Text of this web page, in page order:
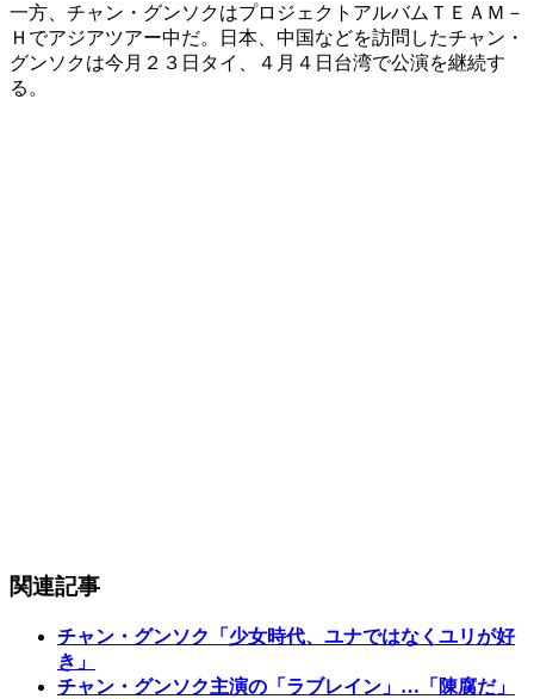
一方、チャン・グンソクはプロジェクトアルバムＴＥＡＭ－
Ｈでアジアツアー中だ。日本、中国などを訪問したチャン・
グンソクは今月２３日タイ、４月４日台湾で公演を継続す
る。
関連記事
チャン・グンソク「少女時代、ユナではなくユリが好
き」
チャン・グンソク主演の「ラブレイン」…「陳腐だ」